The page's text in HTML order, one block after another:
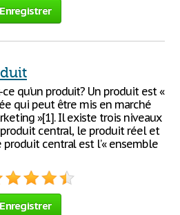
Enregistrer
qu’un produit? Un produit est «
qui peut être mis en marché
»[1]. Il existe trois niveaux
produit central, le produit réel et
central est l’« ensemble
Enregistrer